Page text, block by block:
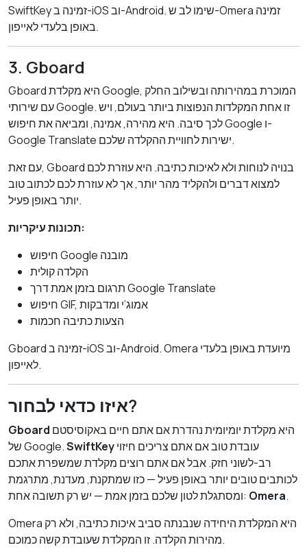
SwiftKey זמינה ב-iOS וב-Android. שימו לב ש-Omera זמינה
באופן בלעדי לאייפון.
3. Gboard
Gboard היא מקלדת Google, המוכרת במהירותה ובשילוב החלק
עם שירותי Google. זו אחת המקלדות הנפוצות ביותר בעולם, ויש
לכך סיבה. היא מהירה, אמינה, ומביאה את חיפוש Google ו-
Google Translate ישירות לחוויית ההקלדה שלכם.
עם זאת, Gboard בנויה לנוחות ולא לאיכות כתיבה. היא עוזרת לכם
למצוא דברים ולהקליד מהר יותר, אך לא עוזרת לכם לכתוב טוב
יותר באופן פעיל.
תכונות עיקריות:
חיפוש Google מובנה
הקלדה קולית
תרגום בזמן אמת דרך Google Translate
חיפוש GIF, אמוג’י ומדבקות
הצעות כתיבה חכמות
Gboard זמינה ב-iOS וב-Android. Omera מיועדת באופן בלעדי
לאייפון.
איזו כדאי לבחור?
Gboard
של Google.SwiftKey
רב-לשוני חזק. אבל אם אתם רוצים מקלדת שמשפרת אתכם
לכותבים טובים יותר באופן פעיל — כזו שמתקנת, מעדנת, מתרגמת
ומסתגלת לטון שלכם בזמן אמת — יש רק תשובה אחת: Omera.
Omera היא המקלדת היחידה שנבנתה סביב איכות כתיבה, ולא רק
מהירות הקלדה. זו המקלדת שעובדת קשה כמוכם.